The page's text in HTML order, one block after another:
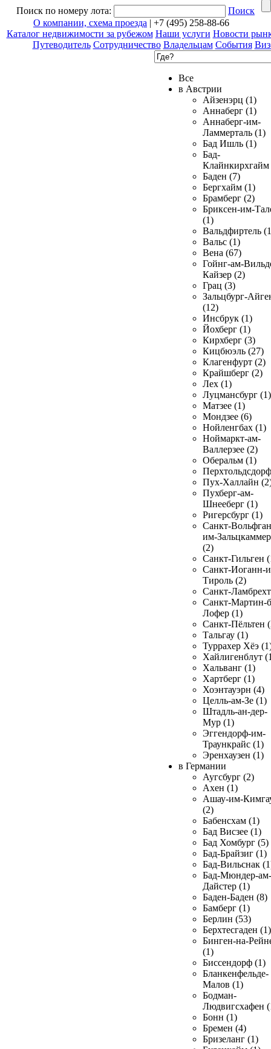
Поиск по номеру лота:
Поиск
О компании, схема проезда | +7 (495) 258-88-66
Каталог недвижимости за рубежом Наши услуги Новости
Путеводитель Сотрудничество Владельцам События
Все
в Австрии
Айзенэрц (1)
Аннаберг (1)
Аннаберг-им-
Ламмерталь (1)
Бад Ишль (1)
Бад-
Клайнкирхгайм
Баден (7)
Бергхайм (1)
Брамберг (2)
Бриксен-им-
(1)
Вальдфиртель
Вальс (1)
Вена (67)
Гойнг-ам-
Кайзер (2)
Грац (3)
Зальцбург-
(12)
Инсбрук (1)
Йохберг (1)
Кирхберг (3)
Кицбюэль (27)
Клагенфурт (2)
Крайшберг (2)
Лех (1)
Луцмансбург (1)
Матзее (1)
Мондзее (6)
Нойленгбах (1)
Ноймаркт-ам-
Валлерзее (2)
Оберальм (1)
Пух-Халлайн
Пухберг-ам-
Шнееберг (1)
Ригерсбург (1)
Санкт-
им-
(2)
Санкт-Гильген
Санкт-Иоганн-
Тироль (2)
Санкт-
Санкт-Мартин-
Лофер (1)
Санкт-Пёльтен
Тальгау (1)
Туррахер Хёэ
Хайлигенблут
Хальванг (1)
Хартберг (1)
Хоэнтауэрн (4)
Целль-ам-Зе (1)
Штадль-ан-дер-
Мур (1)
Эггендорф-им-
Траункрайс (1)
Эренхаузен (1)
в Германии
Аугсбург (2)
Ахен (1)
Ашау-им-
(2)
Бабенсхам (1)
Бад Висзее (1)
Бад Хомбург (5)
Бад-Брайзиг (1)
Бад-Вильснак
Бад-Мюндер-ам-
Дайстер (1)
Баден-Баден (8)
Бамберг (1)
Берлин (53)
Берхтесгаден (1)
Бинген-на-
(1)
Биссендорф (1)
Бланкенфельде-
Малов (1)
Бодман-
Людвигсхафен
Бонн (1)
Бремен (4)
Бризеланг (1)